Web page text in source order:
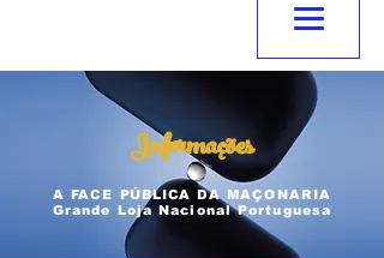
Informações
A FACE PÚBLICA DA MAÇONARIA
Grande Loja Nacional Portuguesa